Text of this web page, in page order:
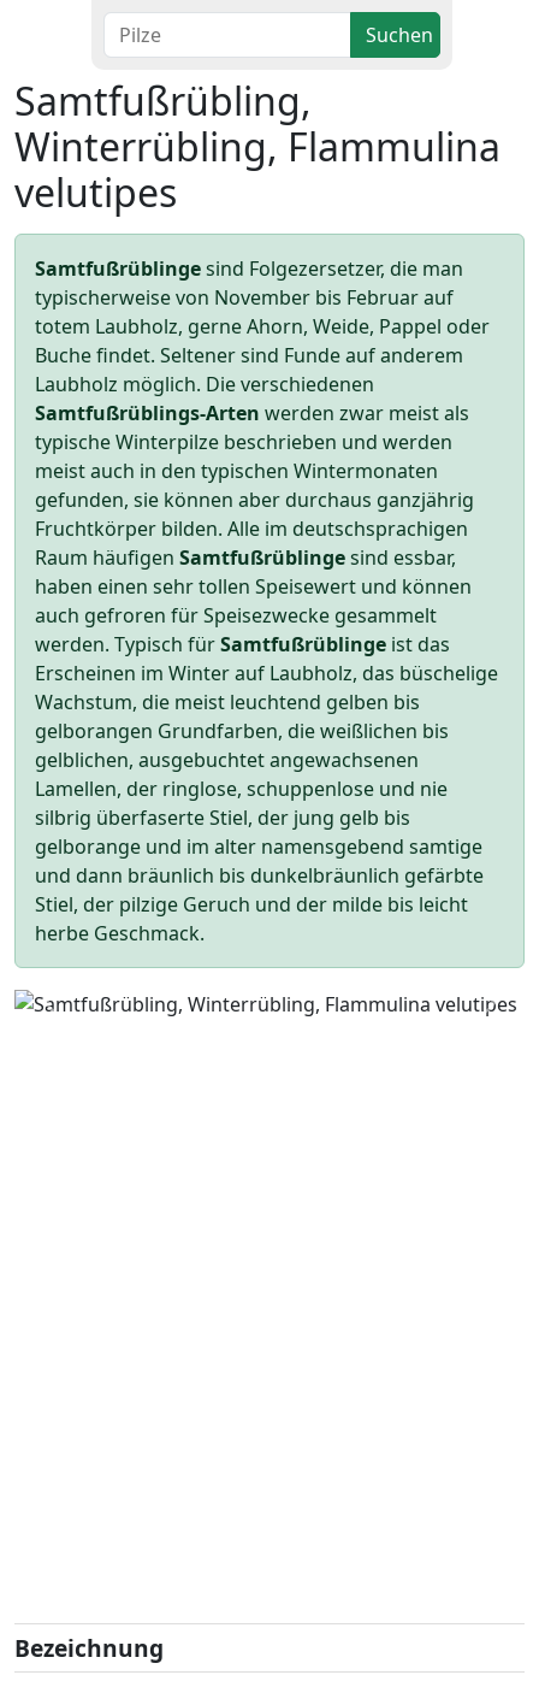
Suchen
Samtfußrübling,
Winterrübling, Flammulina
velutipes
Samtfußrüblingesind Folgezersetzer, die man
typischerweise von November bis Februar auf
totem Laubholz, gerne Ahorn, Weide, Pappel oder
Buche findet. Seltener sind Funde auf anderem
Laubholz möglich. Die verschiedenen
Samtfußrüblings-Arten werden zwar meist als
typische Winterpilze beschrieben und werden
meist auch in den typischen Wintermonaten
gefunden, sie können aber durchaus ganzjährig
Fruchtkörper bilden. Alle im deutschsprachigen
Raum häufigen Samtfußrüblingesind essbar,
haben einen sehr tollen Speisewert und können
auch gefroren für Speisezwecke gesammelt
werden. Typisch fürSamtfußrüblinge ist das
Erscheinen im Winter auf Laubholz, das büschelige
Wachstum, die meist leuchtend gelben bis
gelborangen Grundfarben, die weißlichen bis
gelblichen, ausgebuchtet angewachsenen
Lamellen, der ringlose, schuppenlose und nie
silbrig überfaserte Stiel, der jung gelb bis
gelborange und im alter namensgebend samtige
und dann bräunlich bis dunkelbräunlich gefärbte
Stiel, der pilzige Geruch und der milde bis leicht
herbe Geschmack.
Zurück
Bezeichnung